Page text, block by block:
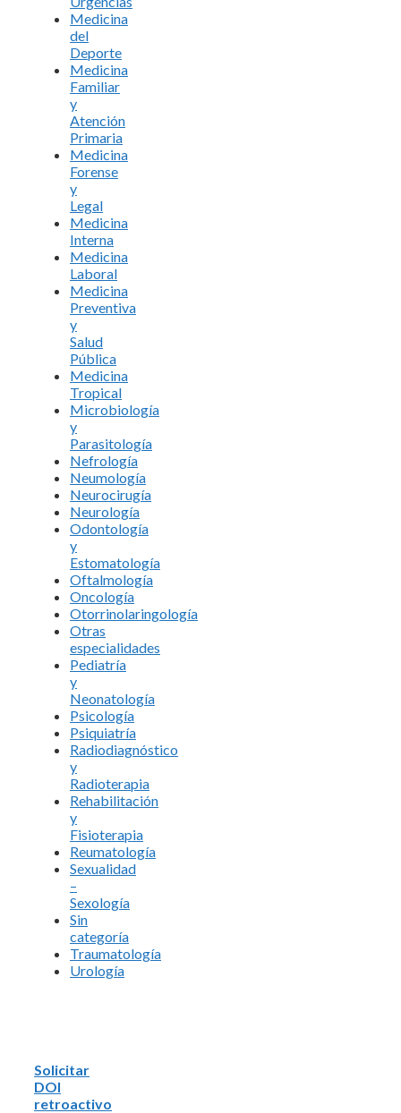
Medicina
del
Deporte
Medicina
Familiar
y
Atención
Primaria
Medicina
Forense
y
Legal
Medicina
Interna
Medicina
Laboral
Medicina
Preventiva
y
Salud
Pública
Medicina
Tropical
Microbiología
y
Parasitología
Nefrología
Neumología
Neurocirugía
Neurología
Odontología
y
Estomatología
Oftalmología
Oncología
Otorrinolaringología
Otras
especialidades
Pediatría
y
Neonatología
Psicología
Psiquiatría
Radiodiagnóstico
y
Radioterapia
Rehabilitación
y
Fisioterapia
Reumatología
Sexualidad
–
Sexología
Sin
categoría
Traumatología
Urología
Solicitar
DOI
retroactivo